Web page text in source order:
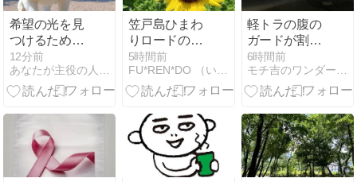
希望の光を見
つけるための
10の朝の儀式
12分前
あなたが主役の人生をハッピーに生きる秘訣
笠戸島ひまわ
りロードのひ
まわり・・・♪
5時間前
FU*REN*DO （いつもナチュラルに暮らしたい）
軽トラの腹の
ガードが割れ
る。玉の移動
中にやらかし
た
6時間前
モチ吉のワンダーデバイスフランクフェイスと薪ストーブ生活